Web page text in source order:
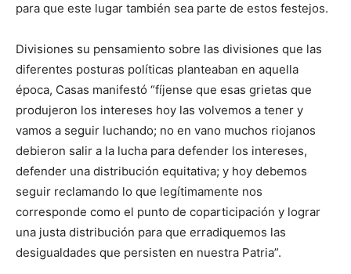
para que este lugar también sea parte de estos festejos.
Divisiones su pensamiento sobre las divisiones que las
diferentes posturas políticas planteaban en aquella
época, Casas manifestó “fíjense que esas grietas que
produjeron los intereses hoy las volvemos a tener y
vamos a seguir luchando; no en vano muchos riojanos
debieron salir a la lucha para defender los intereses,
defender una distribución equitativa; y hoy debemos
seguir reclamando lo que legítimamente nos
corresponde como el punto de coparticipación y lograr
una justa distribución para que erradiquemos las
desigualdades que persisten en nuestra Patria”.